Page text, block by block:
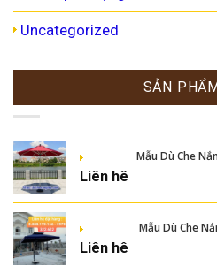
Uncategorized
SẢN
Mẫu Dù Che
Liên hê
Mẫu Dù Che
Liên hê